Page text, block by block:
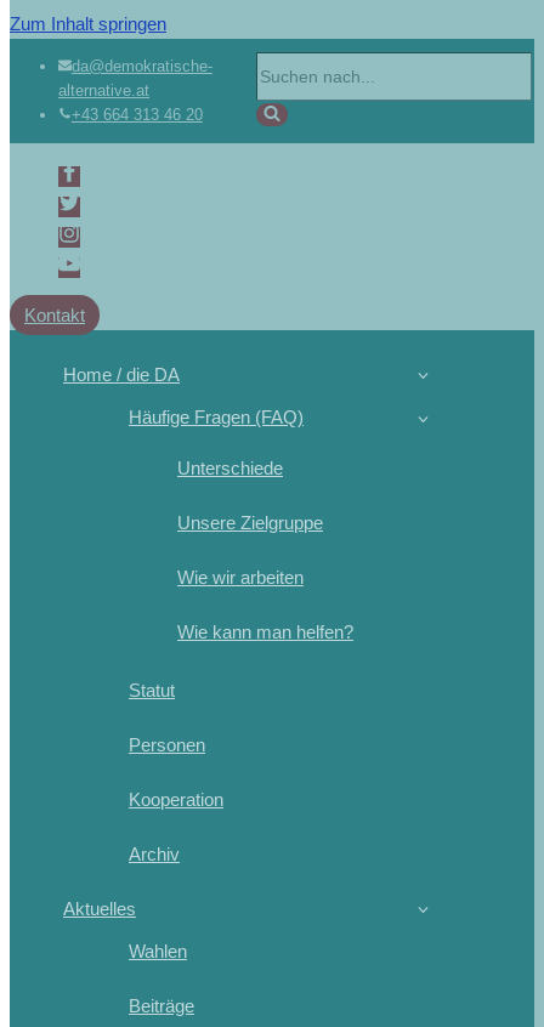
Zum Inhalt springen
da@demokratische-
alternative.at
+43 664 313 46 20
Kontakt
Home / die DA
Häufige Fragen (FAQ)
Unterschiede
Unsere Zielgruppe
Wie wir arbeiten
Wie kann man helfen?
Statut
Personen
Kooperation
Archiv
Aktuelles
Wahlen
Beiträge